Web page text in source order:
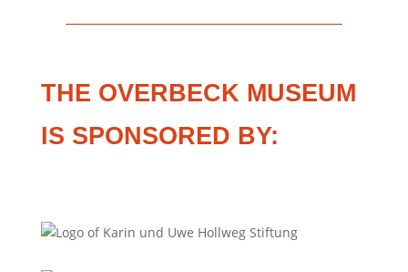
THE OVERBECK MUSEUM
IS SPONSORED BY: